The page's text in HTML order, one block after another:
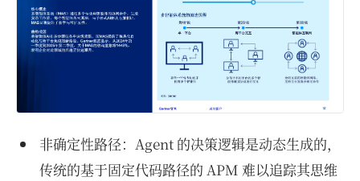
非确定性路径：Agent 的决策逻辑是动态生成的，
传统的基于固定代码路径的 APM 难以追踪其思维